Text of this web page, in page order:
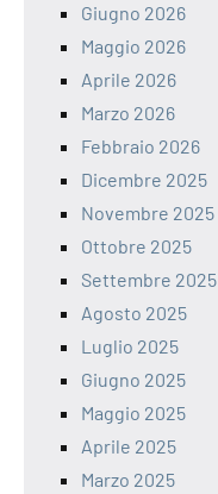
Giugno 2026
Maggio 2026
Aprile 2026
Marzo 2026
Febbraio 2026
Dicembre 2025
Novembre 2025
Ottobre 2025
Settembre 2025
Agosto 2025
Luglio 2025
Giugno 2025
Maggio 2025
Aprile 2025
Marzo 2025